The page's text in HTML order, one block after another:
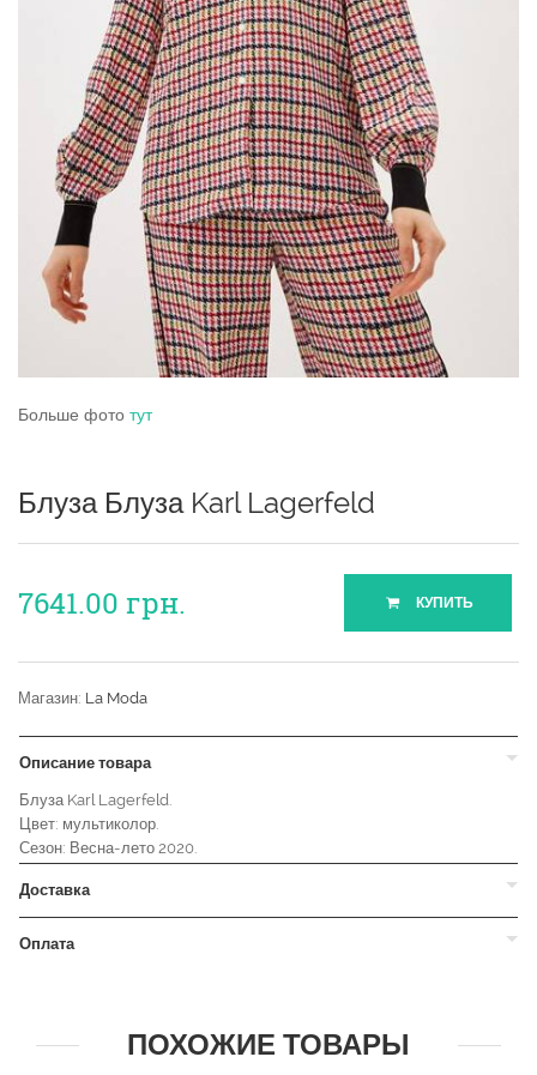
Больше фото тут
Блуза Блуза Karl Lagerfeld
7641.00 грн. КУПИТЬ
Магазин: La Moda
Описание товара
Блуза Karl Lagerfeld.
Цвет: мультиколор.
Сезон: Весна-лето 2020.
Доставка
Оплата
ПОХОЖИЕ ТОВАРЫ